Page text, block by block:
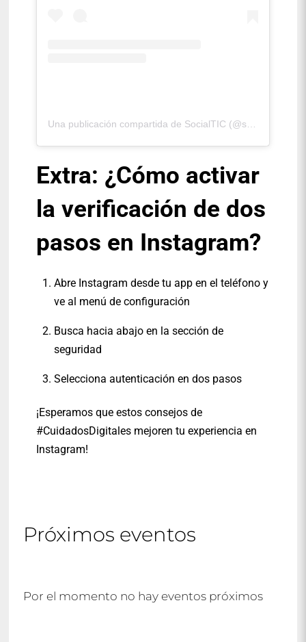
Extra: ¿Cómo activar
la verificación de dos
pasos en Instagram?
Abre Instagram desde tu app en el teléfono y
ve al menú de configuración
Busca hacia abajo en la sección de
seguridad
Selecciona autenticación en dos pasos
¡Esperamos que estos consejos de
#CuidadosDigitales mejoren tu experiencia en
Instagram!
Próximos eventos
Por el momento no hay eventos próximos